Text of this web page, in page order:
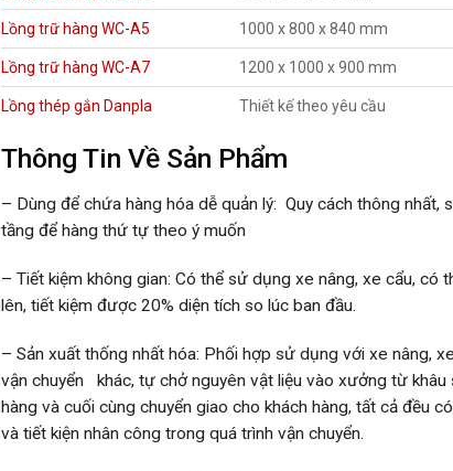
Lồng trữ hàng WC-A5 1000 x 800 x 840 mm
Lồng trữ hàng WC-A7 1200 x 1000 x 900 mm
Lồng thép gắn Danpla Thiết kế theo yêu cầu
Thông Tin Về Sản Phẩm
– Dùng để chứa hàng hóa dễ quản lý: Quy cách thông
tầng để hàng thứ tự theo ý muốn
– Tiết kiệm không gian: Có thể sử dụng xe nâng, xe cẩu, có
lên, tiết kiệm được 20% diện tích so lúc ban đầu.
– Sản xuất thống nhất hóa: Phối hợp sử dụng với xe nâng,
vận chuyển khác, tự chở nguyên vật liệu vào xưởng từ
hàng và cuối cùng chuyển giao cho khách hàng, tất cả đều
và tiết kiện nhân công trong quá trình vận chuyển.